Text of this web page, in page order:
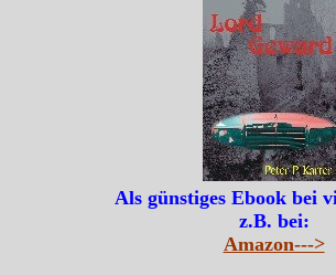
Als günstiges Ebook bei
z.B. bei:
Amazon--->